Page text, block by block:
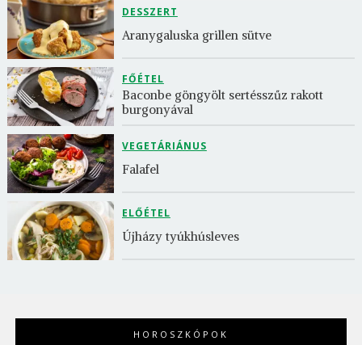
DESSZERT
Aranygaluska grillen sütve
FŐÉTEL
Baconbe göngyölt sertésszűz rakott
burgonyával
VEGETÁRIÁNUS
Falafel
ELŐÉTEL
Újházy tyúkhúsleves
HOROSZKÓPOK